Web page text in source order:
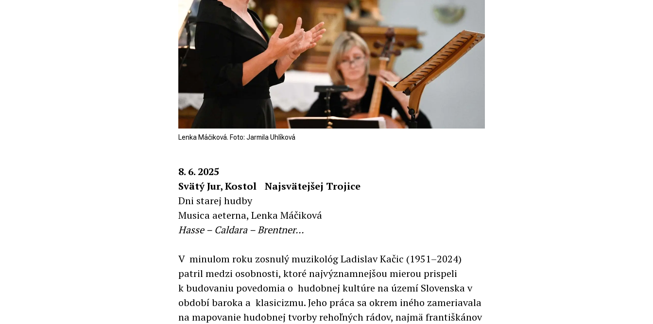
Lenka Máčiková. Foto: Jarmila Uhlíková
8. 6. 2025
Svätý Jur, Kostol Najsvätejšej Trojice
Dni starej hudby
Musica aeterna, Lenka Máčiková
Hasse – Caldara – Brentner...
V minulom roku zosnulý muzikológ Ladislav Kačic (1951–2024)
patril medzi osobnosti, ktoré najvýznamnejšou mierou prispeli
k budovaniu povedomia o hudobnej kultúre na území Slovenska v
období baroka a klasicizmu. Jeho práca sa okrem iného zameriavala
na mapovanie hudobnej tvorby rehoľných rádov, najmä františkánov